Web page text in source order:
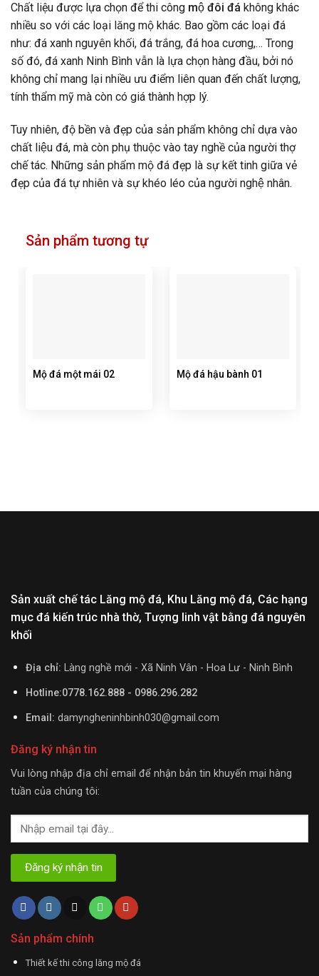
Chất liệu được lựa chọn để thi công mộ đôi đá không khác
nhiều so với các loại lăng mộ khác. Bao gồm các loại đá
như: đá xanh nguyên khối, đá trắng, đá hoa cương,… Trong
số đó, đá xanh Ninh Bình vẫn là lựa chọn hàng đầu, bởi nó
không chỉ mang lại nhiều ưu điểm liên quan đến chất lượng,
tính thẩm mỹ mà còn có giá thành hợp lý.
Tuy nhiên, độ bền và đẹp của sản phẩm không chỉ dựa vào
chất liệu đá, mà còn phụ thuộc vào tay nghề của người thợ
chế tác. Những sản phẩm mộ đá đẹp là sự kết tinh giữa vẻ
đẹp của đá tự nhiên và sự khéo léo của người nghệ nhân.
Sản phẩm tương tự
Mộ đá một mái 02 Mộ đá hậu bành 01
Sản xuất chế tác Lăng mộ đá, Khu Lăng mộ đá, Các hạng
mục đá kiến trúc nhà thờ, Tượng linh vật bằng đá nguyên
khối
Địa chỉ: Làng nghề mới - Xã Ninh Vân - Hoa Lư - Ninh Bình
Hotline:0778.162.888 - 0986.296.282
Email: damyngheninhbinh030@gmail.com
Đăng ký nhận tin
Vui lòng nhập địa chỉ email để nhận bản tin khuyến mại hàng
tuần của chúng tôi:
Sản phẩm chính
Thiết kế thi công lăng mộ đá